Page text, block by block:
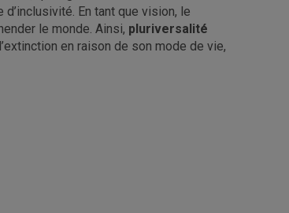
En tant que vision, le
le monde. Ainsi, pluriversalité
en raison de son mode de vie,